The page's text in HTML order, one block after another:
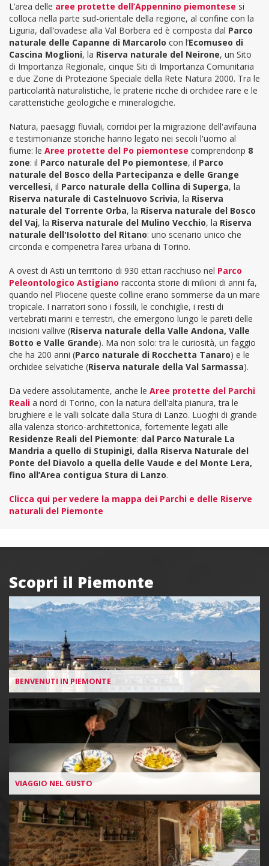
L’area delle aree protette dell’Appennino piemontese si
colloca nella parte sud-orientale della regione, al confine con la
Liguria, dall’ovadese alla Val Borbera ed è composta dal Parco
naturale delle Capanne di Marcarolo con l’Ecomuseo di
Cascina Moglioni, la Riserva naturale del Neirone, un Sito
di Importanza Regionale, cinque Siti di Importanza Comunitaria
e due Zone di Protezione Speciale della Rete Natura 2000. Tra le
particolarità naturalistiche, le praterie ricche di orchidee rare e le
caratteristiche geologiche e mineralogiche.
Natura, paesaggi fluviali, corridoi per la migrazione dell'avifauna
e testimonianze storiche hanno legato nei secoli l'uomo al
fiume: le Aree protette del Po piemontese comprendonp 8
zone: il Parco naturale del Po piemontese, il Parco
naturale del Bosco della Partecipanza e delle Grange
vercellesi, il Parco naturale della Collina di Superga, la
Riserva naturale di Castelnuovo Scrivia, la Riserva
naturale del Torrente Orba, la Riserva naturale del Bosco
del Vaj, la Riserva naturale del Mulino Vecchio, la Riserva
naturale dell'Isolotto del Ritano: uno scenario unico che
circonda e compenetra l’area urbana di Torino.
A ovest di Asti un territorio di 930 ettari racchiuso nel Parco
Peleontologico Astigiano racconta storie di milioni di anni fa,
quando nel Pliocene queste colline erano sommerse da un mare
tropicale. I narratori sono i fossili, le conchiglie, i resti di
vertebrati marini e terrestri, che emergono lungo le pareti delle
incisioni vallive (Riserva naturale della Valle Andona, Valle
Botto e Valle Grande). Ma non solo: tra le curiosità, un faggio
che ha 200 anni (Parco naturale di Rocchetta Tanaro) e le
orchidee selvatiche (Riserva naturale della Val Sarmassa).
Da vedere assolutamente, anche le Aree protette del Parchi
Reali a nord di Torino, con la natura dell'alta pianura, tra le
brughiere e le valli solcate dalla Stura di Lanzo. Luoghi di grande
alla valenza storico-architettonica, fortemente legati alle
Residenze Reali del Piemonte: dal Parco Naturale La
Mandria a quello di Stupinigi, dalla Riserva Naturale del
Ponte del Diavolo a quella delle Vaude e del Monte Lera,
fino all’Area contigua Stura di Lanzo.
Clicca qui per vedere la mappa dei Parchi e delle Riserve
naturali del Piemonte
Scopri il Piemonte
BENVENUTI IN PIEMONTE
VIAGGIO NEL GUSTO